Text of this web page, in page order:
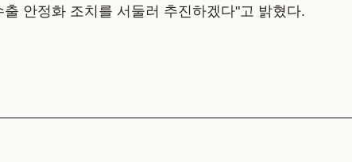
안정화 조치를 서둘러 추진하겠다"고 밝혔다.